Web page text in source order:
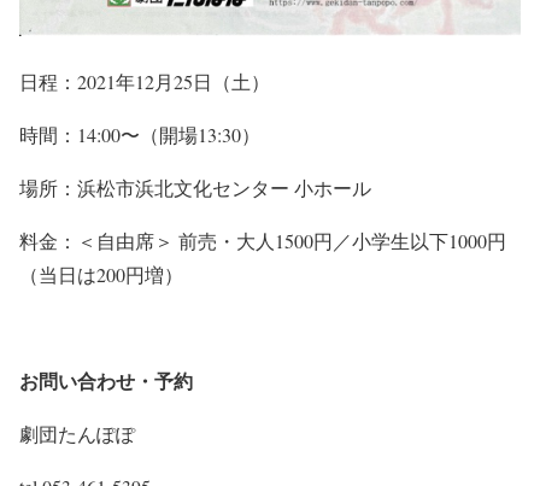
日程：2021年12月25日（土）
時間：14:00〜（開場13:30）
場所：浜松市浜北文化センター 小ホール
料金：＜自由席＞ 前売・大人1500円／小学生以下1000円
（当日は200円増）
お問い合わせ・予約
劇団たんぽぽ